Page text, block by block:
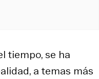
tiempo, se ha
a temas más